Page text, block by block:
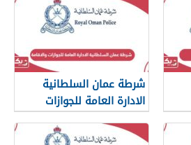
شرطة عمان السلطانية
الادارة العامة للجوازات
والاقامة